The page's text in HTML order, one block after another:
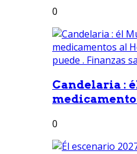
0
Candelaria :
0